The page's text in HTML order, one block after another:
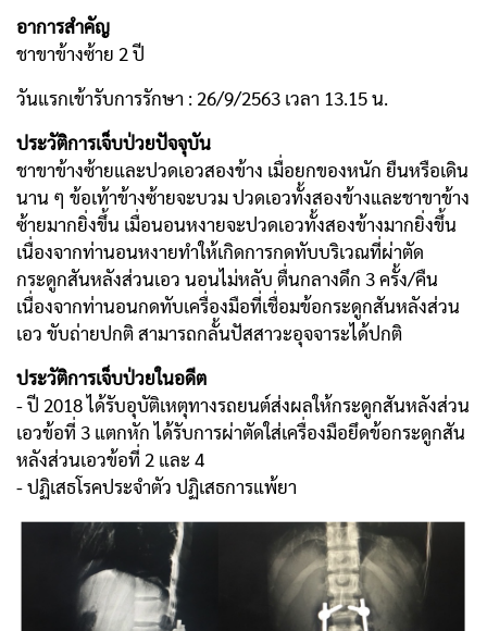
อาการสำคัญ
ชาขาข้างซ้าย 2 ปี
วันแรกเข้ารับการรักษา : 26/9/2563 เวลา 13.15 น.
ประวัติการเจ็บป่วยปัจจุบัน
ชาขาข้างซ้ายและปวดเอวสองข้าง เมื่อยกของหนัก ยืนหรือเดิน
นาน ๆ ข้อเท้าข้างซ้ายจะบวม ปวดเอวทั้งสองข้างและชาขาข้าง
ซ้ายมากยิ่งขึ้น เมื่อนอนหงายจะปวดเอวทั้งสองข้างมากยิ่งขึ้น
เนื่องจากท่านอนหงายทำให้เกิดการกดทับบริเวณที่ผ่าตัด
กระดูกสันหลังส่วนเอว นอนไม่หลับ ตื่นกลางดึก 3 ครั้ง/คืน
เนื่องจากท่านอนกดทับเครื่องมือที่เชื่อมข้อกระดูกสันหลังส่วน
เอว ขับถ่ายปกติ สามารถกลั้นปัสสาวะอุจจาระได้ปกติ
ประวัติการเจ็บป่วยในอดีต
- ปี 2018 ได้รับอุบัติเหตุทางรถยนต์ส่งผลให้กระดูกสันหลังส่วน
เอวข้อที่ 3 แตกหัก ได้รับการผ่าตัดใส่เครื่องมือยึดข้อกระดูกสัน
หลังส่วนเอวข้อที่ 2 และ 4
- ปฏิเสธโรคประจำตัว ปฏิเสธการแพ้ยา